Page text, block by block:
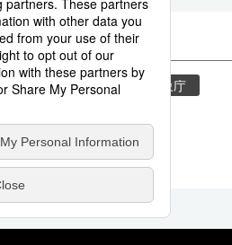
気象・災害
気象庁